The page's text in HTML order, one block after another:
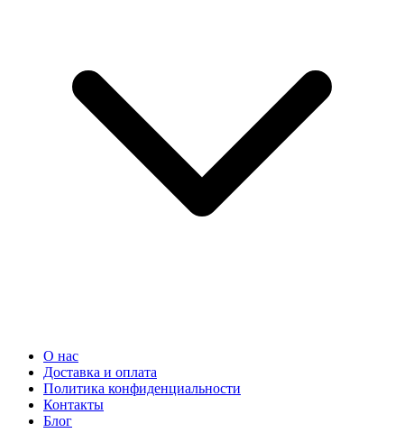
О нас
Доставка и оплата
Политика конфиденциальности
Контакты
Блог